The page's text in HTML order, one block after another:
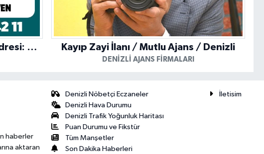
Denizli’de Temizliğin Güvenilir Adresi: Özkan Yerinde Yıkama Kayıp Zayi İlanı / Mutlu Ajans / Denizli
DENIZLI AJANS FIRMALARI
haberler
aktaran
Denizli Nöbetçi Eczaneler
Denizli Hava Durumu
Denizli Trafik Yoğunluk Haritası
Puan Durumu ve Fikstür
Tüm Manşetler
Son Dakika Haberleri
İletisim